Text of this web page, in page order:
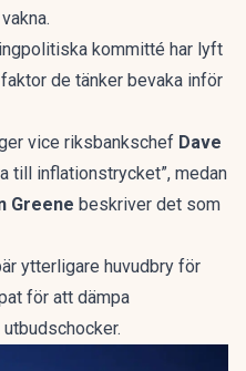
kommitté har lyft
de tänker bevaka inför
vice riksbankschef Dave
till inflationstrycket”, medan
Greene beskriver det som
ytterligare huvudbry för
för att dämpa